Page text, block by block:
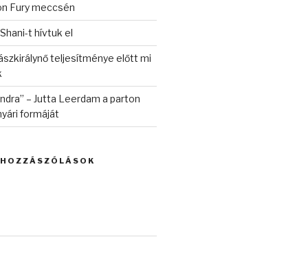
Fury meccsén
t hívtuk el
teljesítménye előtt mi
– Jutta Leerdam a parton
formáját